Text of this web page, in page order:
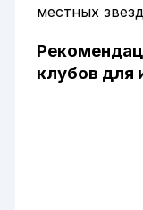
местных
клубов для